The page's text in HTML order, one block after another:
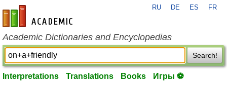
en-academic.com
RU DE ES FR
Academic Dictionaries and Encyclopedias
Search!
Interpretations Translations Books Игры ⚽